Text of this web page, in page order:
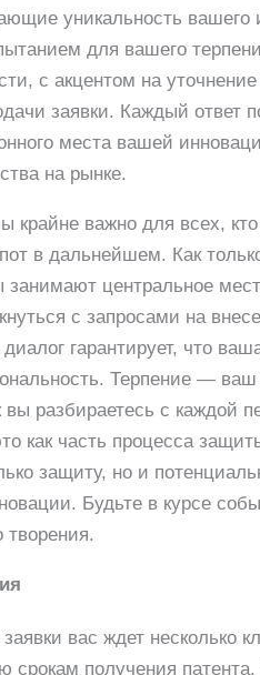
уникальность вашего
для вашего
с акцентом на
заявки. Каждый ответ
места вашей
на рынке.
крайне важно для всех,
в дальнейшем. Как
центральное
с запросами на
гарантирует, что
Терпение — ваш
разбираетесь с каждой
как часть процесса
защиту, но и
Будьте в курсе
вас ждет несколько
срокам получения